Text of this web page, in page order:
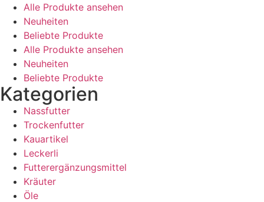
Alle Produkte ansehen
Neuheiten
Beliebte Produkte
Alle Produkte ansehen
Neuheiten
Beliebte Produkte
Kategorien
Nassfutter
Trockenfutter
Kauartikel
Leckerli
Futterergänzungsmittel
Kräuter
Öle